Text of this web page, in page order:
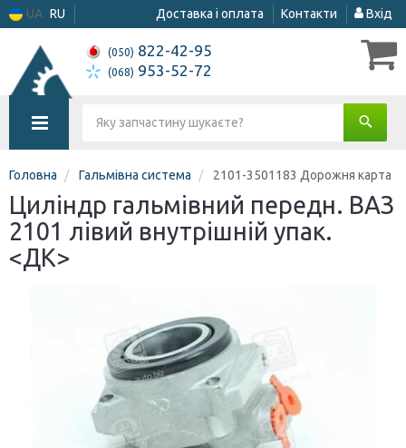
UA RU Доставка і оплата Контакти Вхід
(050) 822-42-95
(068) 953-52-72
Головна Гальмівна система 2101-3501183 Дорожня карта
Циліндр гальмівний передн. ВАЗ
2101 лівий внутрішній упак.
<ДК>